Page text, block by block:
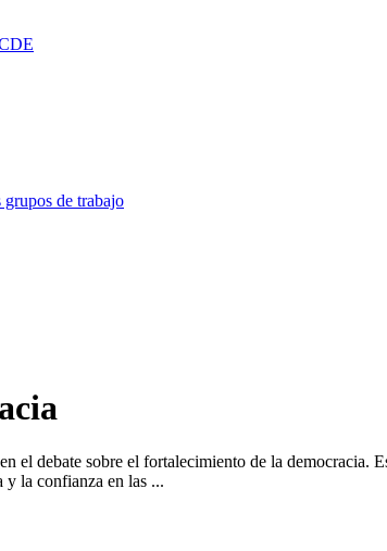
grupos de trabajo
el debate sobre el fortalecimiento de la
la confianza en las ...